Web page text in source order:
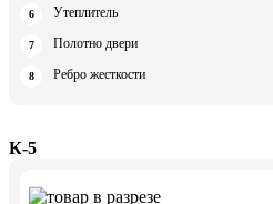
Утеплитель
Полотно двери
Ребро жесткости
К-5